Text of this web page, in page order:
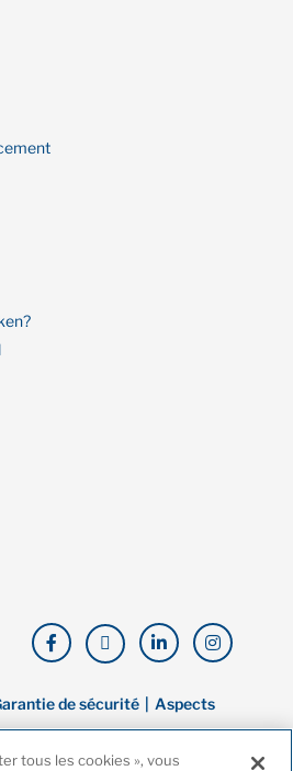
de sécurité
Aspects
tous les cookies », vous